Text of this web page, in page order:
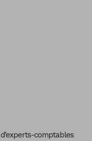
comptables